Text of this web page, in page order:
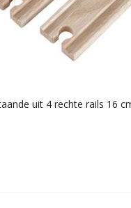
uit 4 rechte rails 16